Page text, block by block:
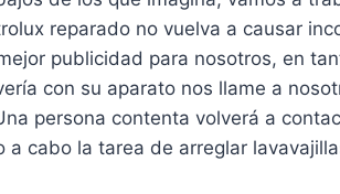
reparado no vuelva a causar
publicidad para nosotros, en
con su aparato nos llame a
persona contenta volverá a
a cabo la tarea de arreglar